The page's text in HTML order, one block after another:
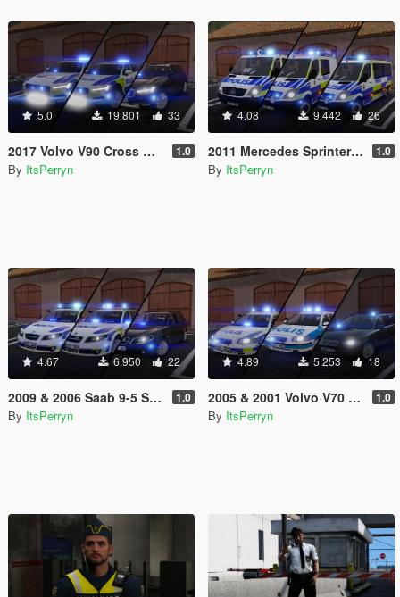
5.0 19.801 33
2017 Volvo V90 Cross Country Swedish Police Pack | ELS 1.0
By ItsPerryn
4.08 9.442 26
2011 Mercedes Sprinter Swedish Police Pack | ELS 1.0
By ItsPerryn
4.67 6.950 22
2009 & 2006 Saab 9-5 Swedish Police Pack | ELS 1.0
By ItsPerryn
4.89 5.253 18
2005 & 2001 Volvo V70 Swedish Police Pack | ELS 1.0
By ItsPerryn